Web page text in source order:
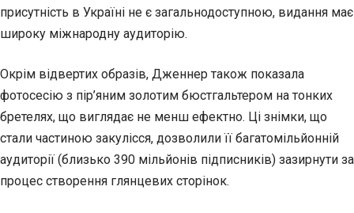
присутність в Україні не є загальнодоступною, видання має
широку міжнародну аудиторію.
Окрім відвертих образів, Дженнер також показала
фотосесію з пір’яним золотим бюстгальтером на тонких
бретелях, що виглядає не менш ефектно. Ці знімки, що
стали частиною закулісся, дозволили її багатомільйонній
аудиторії (близько 390 мільйонів підписників) зазирнути за
процес створення глянцевих сторінок.